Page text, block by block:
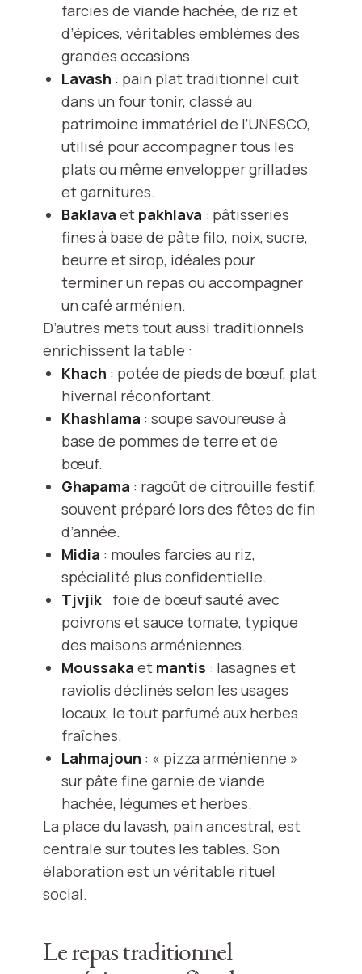
farcies de viande hachée, de riz et
d’épices, véritables emblèmes des
grandes occasions.
Lavash : pain plat traditionnel cuit
dans un four tonir, classé au
patrimoine immatériel de l’UNESCO,
utilisé pour accompagner tous les
plats ou même envelopper grillades
et garnitures.
Baklava et pakhlava : pâtisseries
fines à base de pâte filo, noix, sucre,
beurre et sirop, idéales pour
terminer un repas ou accompagner
un café arménien.
D’autres mets tout aussi traditionnels
enrichissent la table :
Khach : potée de pieds de bœuf, plat
hivernal réconfortant.
Khashlama : soupe savoureuse à
base de pommes de terre et de
bœuf.
Ghapama : ragoût de citrouille festif,
souvent préparé lors des fêtes de fin
d’année.
Midia : moules farcies au riz,
spécialité plus confidentielle.
Tjvjik: foie de bœuf sauté avec
poivrons et sauce tomate, typique
des maisons arméniennes.
Moussaka et mantis : lasagnes et
raviolis déclinés selon les usages
locaux, le tout parfumé aux herbes
fraîches.
Lahmajoun : « pizza arménienne »
sur pâte fine garnie de viande
hachée, légumes et herbes.
La place du lavash, pain ancestral, est
centrale sur toutes les tables. Son
élaboration est un véritable rituel
social.
Le repas traditionnel